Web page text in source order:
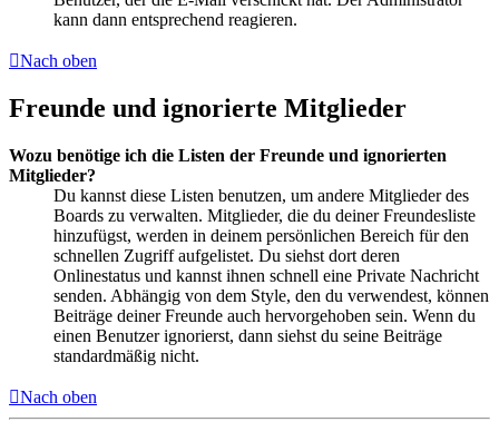
kann dann entsprechend reagieren.
Nach oben
Freunde und ignorierte Mitglieder
Wozu benötige ich die Listen der Freunde und ignorierten
Mitglieder?
Du kannst diese Listen benutzen, um andere Mitglieder des
Boards zu verwalten. Mitglieder, die du deiner Freundesliste
hinzufügst, werden in deinem persönlichen Bereich für den
schnellen Zugriff aufgelistet. Du siehst dort deren
Onlinestatus und kannst ihnen schnell eine Private Nachricht
senden. Abhängig von dem Style, den du verwendest, können
Beiträge deiner Freunde auch hervorgehoben sein. Wenn du
einen Benutzer ignorierst, dann siehst du seine Beiträge
standardmäßig nicht.
Nach oben